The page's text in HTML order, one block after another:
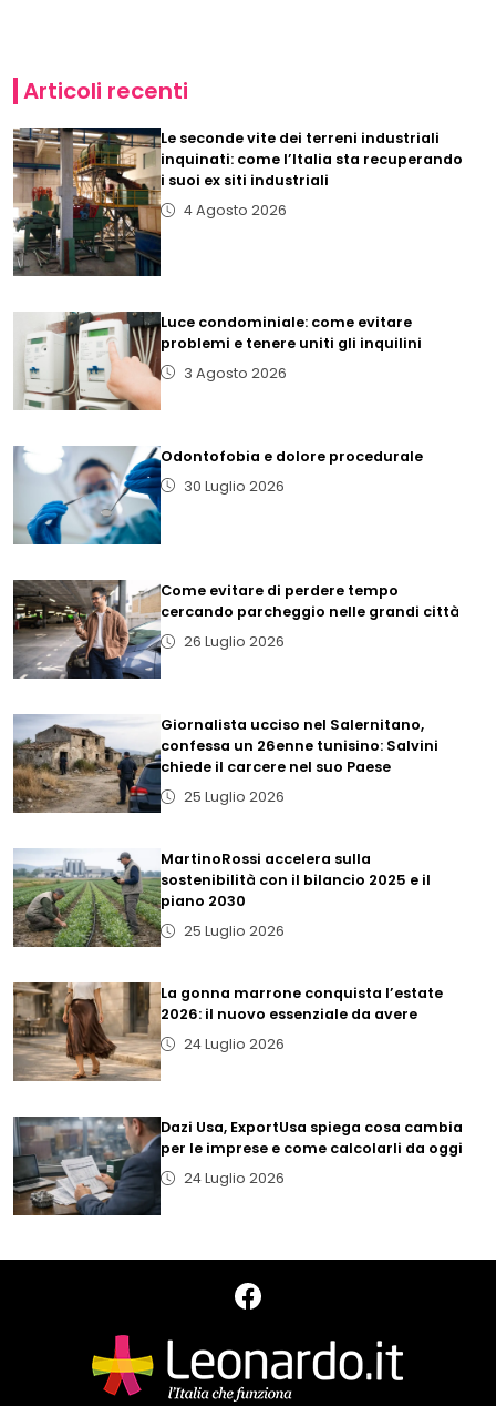
Articoli recenti
Le seconde vite dei terreni industriali
inquinati: come l’Italia sta recuperando
i suoi ex siti industriali
4 Agosto 2026
Luce condominiale: come evitare
problemi e tenere uniti gli inquilini
3 Agosto 2026
Odontofobia e dolore procedurale
30 Luglio 2026
Come evitare di perdere tempo
cercando parcheggio nelle grandi città
26 Luglio 2026
Giornalista ucciso nel Salernitano,
confessa un 26enne tunisino: Salvini
chiede il carcere nel suo Paese
25 Luglio 2026
MartinoRossi accelera sulla
sostenibilità con il bilancio 2025 e il
piano 2030
25 Luglio 2026
La gonna marrone conquista l’estate
2026: il nuovo essenziale da avere
24 Luglio 2026
Dazi Usa, ExportUsa spiega cosa cambia
per le imprese e come calcolarli da oggi
24 Luglio 2026